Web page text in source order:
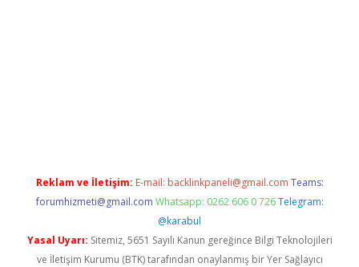
Reklam ve İletişim: E-mail: backlinkpaneli@gmail.com Teams:
forumhizmeti@gmail.com Whatsapp: 0262 606 0 726 Telegram:
@karabul
Yasal Uyarı: Sitemiz, 5651 Sayılı Kanun gereğince Bilgi Teknolojileri
ve İletişim Kurumu (BTK) tarafından onaylanmış bir Yer Sağlayıcı